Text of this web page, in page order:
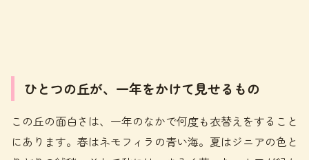
ひとつの丘が、一年をかけて見せるもの
この丘の面白さは、一年のなかで何度も衣替えをすること
にあります。春はネモフィラの青い海。夏はジニアの色と